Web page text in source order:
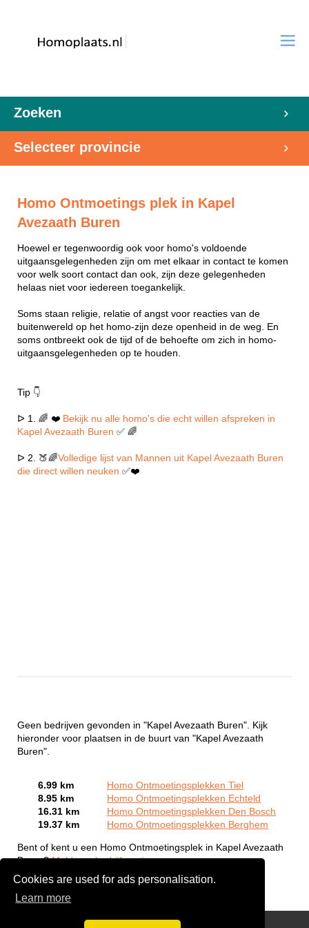
Cookies are used for ads personalisation.
Learn more
Zoeken
Selecteer provincie
Homo Ontmoetings plek in Kapel
Avezaath Buren
Hoewel er tegenwoordig ook voor homo's voldoende
uitgaansgelegenheden zijn om met elkaar in contact te komen
voor welk soort contact dan ook, zijn deze gelegenheden
helaas niet voor iedereen toegankelijk.
Soms staan religie, relatie of angst voor reacties van de
buitenwereld op het homo-zijn deze openheid in de weg. En
soms ontbreekt ook de tijd of de behoefte om zich in homo-
uitgaansgelegenheden op te houden.
Tip 👇
ᐅ 1. 🌈 ❤️ Bekijk nu alle homo's die echt willen afspreken in
Kapel Avezaath Buren ✅ 🌈
ᐅ 2. 🍑🌈Volledige lijst van Mannen uit Kapel Avezaath Buren
die direct willen neuken ✅❤️
Geen bedrijven gevonden in "Kapel Avezaath Buren". Kijk
hieronder voor plaatsen in de buurt van "Kapel Avezaath
Buren".
6.99 km
Homo Ontmoetingsplekken Tiel
8.95 km
Homo Ontmoetingsplekken Echteld
16.31 km
Homo Ontmoetingsplekken Den Bosch
19.37 km
Homo Ontmoetingsplekken Berghem
Bent of kent u een Homo Ontmoetingsplek in Kapel Avezaath
Buren?Meld een bedrijf gratis aan